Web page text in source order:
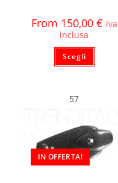
From 150,00 € iva
inclusa
Scegli
57
IN OFFERTA!